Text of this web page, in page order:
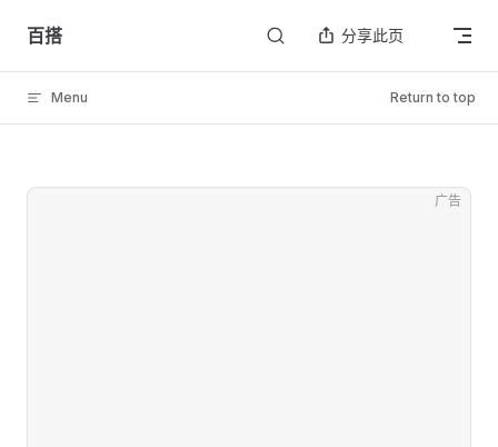
Skip to content
百搭 分享此页
Menu Return to top
广告